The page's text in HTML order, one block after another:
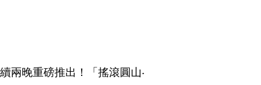
兩晚重磅推出！「搖滾圓山‧